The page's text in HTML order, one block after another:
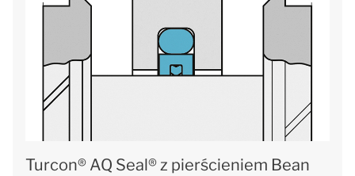
Turcon® AQ Seal® z pierścieniem Bean